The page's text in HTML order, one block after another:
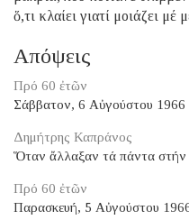
ὅ,τι κλαίει γιατί μοιάζει μέ
Απόψεις
Πρό 60 ἐτῶν
Σάββατον, 6 Αὐγούστου 1966
Δημήτρης Καπράνος
Ὅταν ἄλλαξαν τά πάντα στήν
Πρό 60 ἐτῶν
Παρασκευή, 5 Αὐγούστου